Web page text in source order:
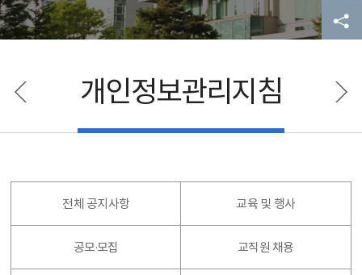
개인정보관리지침
전체 공지사항 교육 및 행사
공모·모집 교직원 채용